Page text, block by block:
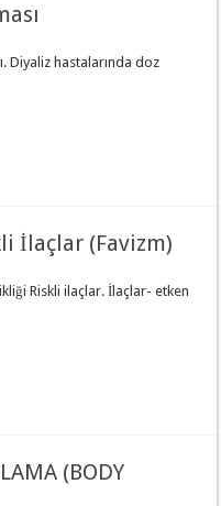
Diyaliz hastalarında doz
İlaçlar (Favizm)
Riskli ilaçlar. İlaçlar- etken
(BODY